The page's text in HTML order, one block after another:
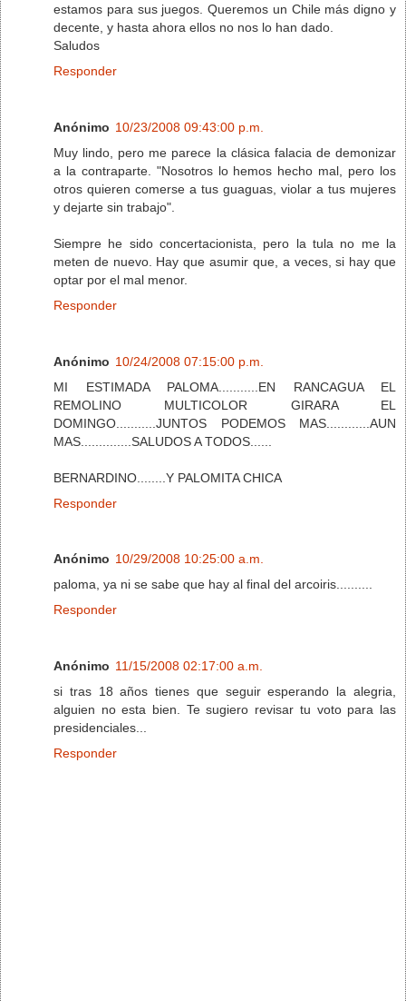
estamos para sus juegos. Queremos un Chile más digno y
decente, y hasta ahora ellos no nos lo han dado.
Saludos
Responder
Anónimo 10/23/2008 09:43:00 p.m.
Muy lindo, pero me parece la clásica falacia de demonizar
a la contraparte. "Nosotros lo hemos hecho mal, pero los
otros quieren comerse a tus guaguas, violar a tus mujeres
y dejarte sin trabajo".
Siempre he sido concertacionista, pero la tula no me la
meten de nuevo. Hay que asumir que, a veces, si hay que
optar por el mal menor.
Responder
Anónimo 10/24/2008 07:15:00 p.m.
MI ESTIMADA PALOMA...........EN RANCAGUA EL
REMOLINO MULTICOLOR GIRARA EL
DOMINGO...........JUNTOS PODEMOS MAS............AUN
MAS..............SALUDOS A TODOS......
BERNARDINO........Y PALOMITA CHICA
Responder
Anónimo 10/29/2008 10:25:00 a.m.
paloma, ya ni se sabe que hay al final del arcoiris..........
Responder
Anónimo 11/15/2008 02:17:00 a.m.
si tras 18 años tienes que seguir esperando la alegria,
alguien no esta bien. Te sugiero revisar tu voto para las
presidenciales...
Responder